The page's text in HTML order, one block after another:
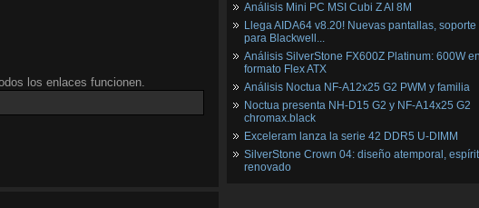
los enlaces funcionen.
Análisis Mini PC MSI Cubi Z AI 8M
Llega AIDA64 v8.20! Nuevas pantallas, soporte
para Blackwell...
Análisis SilverStone FX600Z Platinum: 600W
formato Flex ATX
Análisis Noctua NF-A12x25 G2 PWM y familia
Noctua presenta NH-D15 G2 y NF-A14x25 G2
chromax.black
Exceleram lanza la serie 42 DDR5 U-DIMM
SilverStone Crown 04: diseño atemporal,
renovado